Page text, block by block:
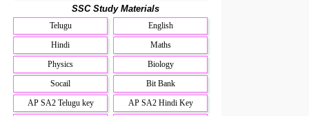
SSC Study Materials
Telugu
English
Hindi
Maths
Physics
Biology
Socail
Bit Bank
AP SA2 Telugu key
AP SA2 Hindi Key